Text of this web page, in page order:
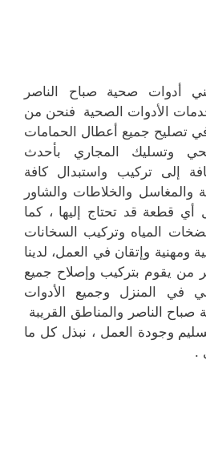
أدوات صحية صباح الناصر
الأدوات الصحية فنحن من
تصليح جميع أعطال الحمامات
وتسليك المجاري بأحدث
إلى تركيب واستبدال كافة
والمغاسل والخلاطات والشاور
أي قطعة قد تحتاج إليها ، كما
المياه وتركيب السخانات
ومهنية وإتقان في العمل، لدينا
من يقوم بتركيب وإصلاح جميع
في المنزل وجميع الأدوات
الناصر والمناطق القريبة
وجودة العمل ، نبذل كل ما
.